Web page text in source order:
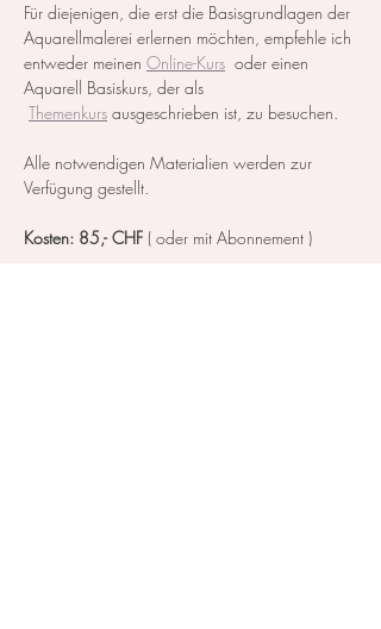
Für diejenigen, die erst die Basisgrundlagen der
Aquarellmalerei erlernen möchten, empfehle ich
entweder meinen Online-Kurs oder einen
Aquarell Basiskurs, der als
Themenkurs ausgeschrieben ist, zu besuchen.
Alle notwendigen Materialien werden zur
Verfügung gestellt.
Kosten: 85,- CHF ( oder mit Abonnement )